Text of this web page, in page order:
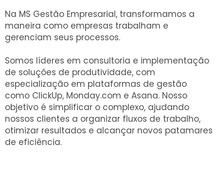
Na MS Gestão Empresarial, transformamos a
maneira como empresas trabalham e
gerenciam seus processos.
Somos líderes em consultoria e implementação
de soluções de produtividade, com
especialização em plataformas de gestão
como ClickUp, Monday.com e Asana. Nosso
objetivo é simplificar o complexo, ajudando
nossos clientes a organizar fluxos de trabalho,
otimizar resultados e alcançar novos patamares
de eficiência.